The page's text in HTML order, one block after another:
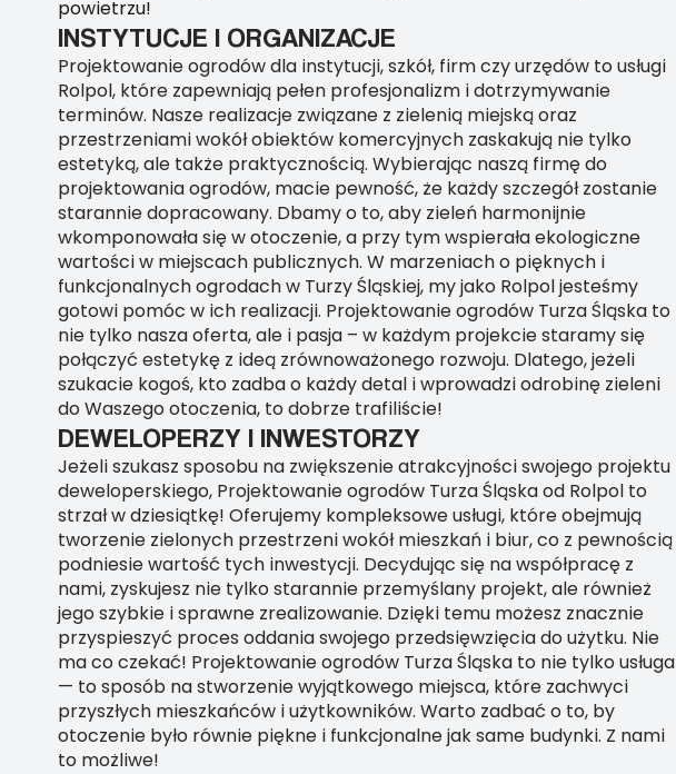
powietrzu!
INSTYTUCJE I ORGANIZACJE
Projektowanie ogrodów dla instytucji, szkół, firm czy urzędów to usługi
Rolpol, które zapewniają pełen profesjonalizm i dotrzymywanie
terminów. Nasze realizacje związane z zielenią miejską oraz
przestrzeniami wokół obiektów komercyjnych zaskakują nie tylko
estetyką, ale także praktycznością. Wybierając naszą firmę do
projektowania ogrodów, macie pewność, że każdy szczegół zostanie
starannie dopracowany. Dbamy o to, aby zieleń harmonijnie
wkomponowała się w otoczenie, a przy tym wspierała ekologiczne
wartości w miejscach publicznych. W marzeniach o pięknych i
funkcjonalnych ogrodach w Turzy Śląskiej, my jako Rolpol jesteśmy
gotowi pomóc w ich realizacji. Projektowanie ogrodów Turza Śląska to
nie tylko nasza oferta, ale i pasja – w każdym projekcie staramy się
połączyć estetykę z ideą zrównoważonego rozwoju. Dlatego, jeżeli
szukacie kogoś, kto zadba o każdy detal i wprowadzi odrobinę zieleni
do Waszego otoczenia, to dobrze trafiliście!
DEWELOPERZY I INWESTORZY
Jeżeli szukasz sposobu na zwiększenie atrakcyjności swojego projektu
deweloperskiego, Projektowanie ogrodów Turza Śląska od Rolpol to
strzał w dziesiątkę! Oferujemy kompleksowe usługi, które obejmują
tworzenie zielonych przestrzeni wokół mieszkań i biur, co z pewnością
podniesie wartość tych inwestycji. Decydując się na współpracę z
nami, zyskujesz nie tylko starannie przemyślany projekt, ale również
jego szybkie i sprawne zrealizowanie. Dzięki temu możesz znacznie
przyspieszyć proces oddania swojego przedsięwzięcia do użytku. Nie
ma co czekać! Projektowanie ogrodów Turza Śląska to nie tylko usługa
— to sposób na stworzenie wyjątkowego miejsca, które zachwyci
przyszłych mieszkańców i użytkowników. Warto zadbać o to, by
otoczenie było równie piękne i funkcjonalne jak same budynki. Z nami
to możliwe!